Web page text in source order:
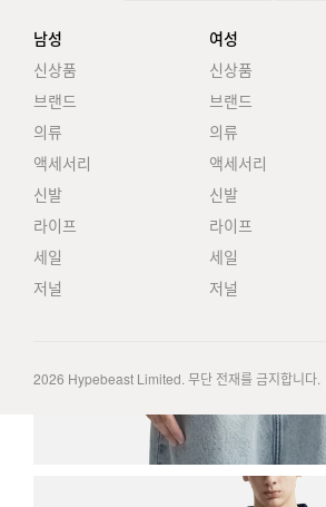
남성
신상품
브랜드
의류
액세서리
신발
라이프
세일
저널
여성
신상품
브랜드
의류
액세서리
신발
라이프
세일
저널
2026 Hypebeast Limited. 무단 전재를 금지합니다.